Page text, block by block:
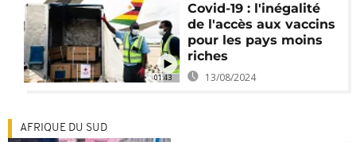
01:43
Covid-19 : l'inégalité
de l'accès aux vaccins
pour les pays moins
riches
13/08/2024
AFRIQUE DU SUD